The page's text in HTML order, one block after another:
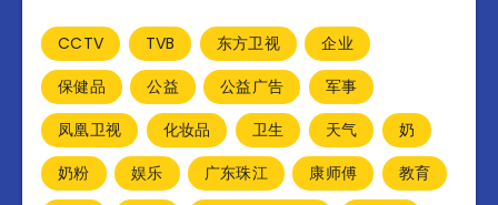
CCTV TVB 东方卫视
企业
保健品
公益 公益广告
军事
凤凰卫视
化妆品 卫生 天气
奶
奶粉
娱乐 广东珠江 康师傅
教育